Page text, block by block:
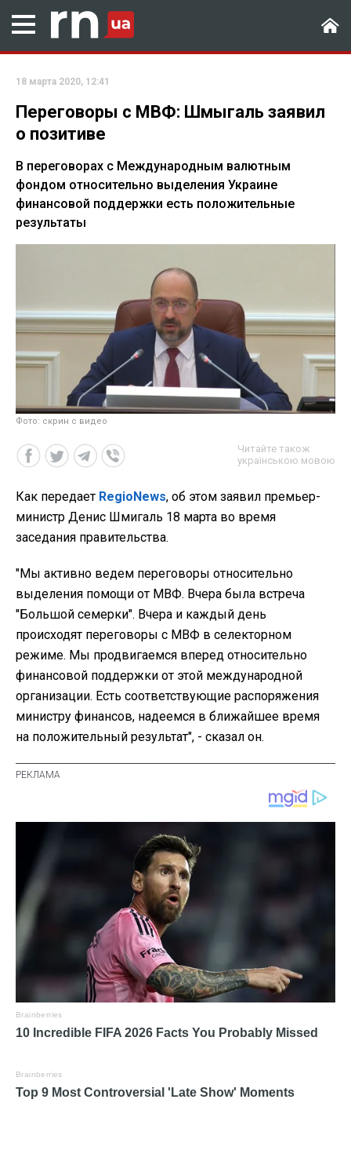
18 марта 2020, 12:41
Переговоры с МВФ: Шмыгаль заявил
о позитиве
В переговорах с Международным валютным
фондом относительно выделения Украине
финансовой поддержки есть положительные
результаты
Фото: скрин с видео
Читайте також
українською мовою
Как передает RegioNews, об этом заявил премьер-
министр Денис Шмигаль 18 марта во время
заседания правительства.
"Мы активно ведем переговоры относительно
выделения помощи от МВФ. Вчера была встреча
"Большой семерки". Вчера и каждый день
происходят переговоры с МВФ в селекторном
режиме. Мы продвигаемся вперед относительно
финансовой поддержки от этой международной
организации. Есть соответствующие распоряжения
министру финансов, надеемся в ближайшее время
на положительный результат", - сказал он.